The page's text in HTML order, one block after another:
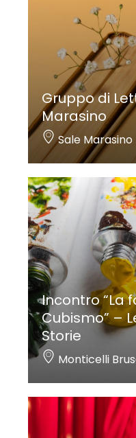
Gruppo di
Marasino
Sale Marasino
Incontro “La
Cubismo” –
Storie
Monticelli